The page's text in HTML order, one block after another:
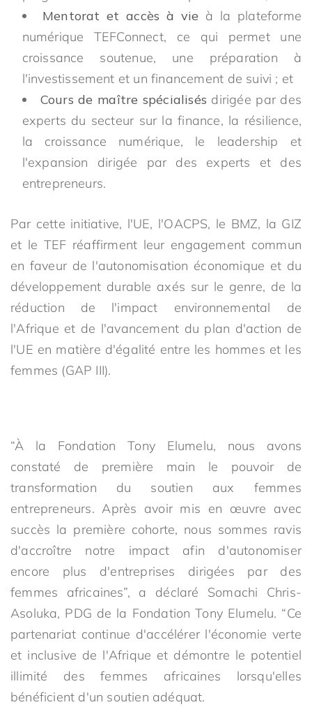
Mentorat et accès à vie à la plateforme
numérique TEFConnect, ce qui permet une
croissance soutenue, une préparation à
l'investissement et un financement de suivi ; et
Cours de maître spécialisés dirigée par des
experts du secteur sur la finance, la résilience,
la croissance numérique, le leadership et
l'expansion dirigée par des experts et des
entrepreneurs.
Par cette initiative, l'UE, l'OACPS, le BMZ, la GIZ
et le TEF réaffirment leur engagement commun
en faveur de l'autonomisation économique et du
développement durable axés sur le genre, de la
réduction de l'impact environnemental de
l'Afrique et de l'avancement du plan d'action de
l'UE en matière d'égalité entre les hommes et les
femmes (GAP III).
“À la Fondation Tony Elumelu, nous avons
constaté de première main le pouvoir de
transformation du soutien aux femmes
entrepreneurs. Après avoir mis en œuvre avec
succès la première cohorte, nous sommes ravis
d'accroître notre impact afin d'autonomiser
encore plus d'entreprises dirigées par des
femmes africaines”, a déclaré Somachi Chris-
Asoluka, PDG de la Fondation Tony Elumelu. “Ce
partenariat continue d'accélérer l'économie verte
et inclusive de l'Afrique et démontre le potentiel
illimité des femmes africaines lorsqu'elles
bénéficient d'un soutien adéquat.